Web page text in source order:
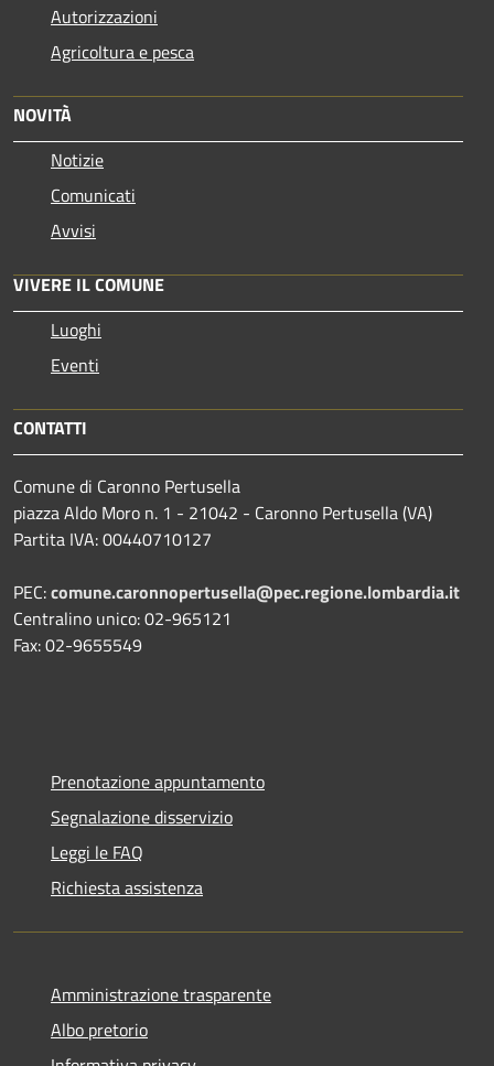
Autorizzazioni
Agricoltura e pesca
NOVITÀ
Notizie
Comunicati
Avvisi
VIVERE IL COMUNE
Luoghi
Eventi
CONTATTI
Comune di Caronno Pertusella
piazza Aldo Moro n. 1 - 21042 - Caronno Pertusella (VA)
Partita IVA: 00440710127
PEC:comune.caronnopertusella@pec.regione.lombardia.it
Centralino unico: 02-965121
Fax: 02-9655549
Prenotazione appuntamento
Segnalazione disservizio
Leggi le FAQ
Richiesta assistenza
Amministrazione trasparente
Albo pretorio